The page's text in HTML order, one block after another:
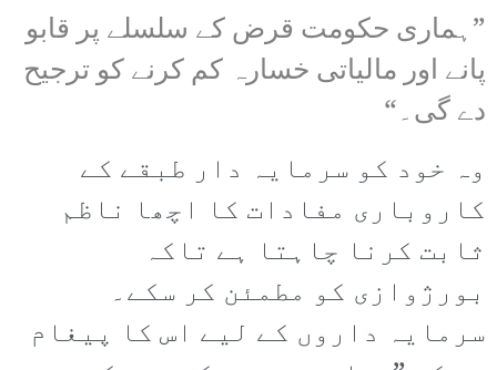
”ہماری حکومت قرض کے سلسلے پر قابو
پانے اور مالیاتی خسارہ کم کرنے کو ترجیح
دے گی۔“
وہ خود کو سرمایہ دار طبقے کے
کاروباری مفادات کا اچھا ناظم
ثابت کرنا چاہتا ہے تاکہ
بورژوازی کو مطمئن کر سکے۔
سرمایہ داروں کے لیے اس کا پیغام